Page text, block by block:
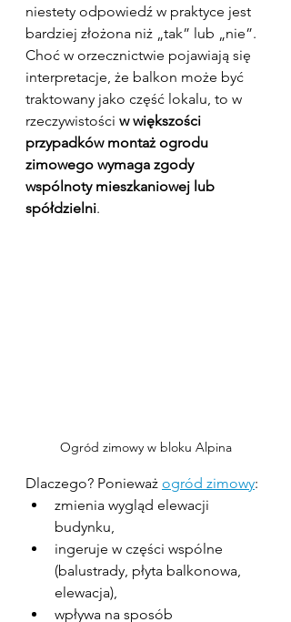
niestety odpowiedź w praktyce jest
bardziej złożona niż „tak” lub „nie”.
Choć w orzecznictwie pojawiają się
interpretacje, że balkon może być
traktowany jako część lokalu, to w
rzeczywistości w większości
przypadków montaż ogrodu
zimowego wymaga zgody
wspólnoty mieszkaniowej lub
spółdzielni.
Ogród zimowy w bloku Alpina
Dlaczego? Ponieważ ogród zimowy:
zmienia wygląd elewacji
budynku,
ingeruje w części wspólne
(balustrady, płyta balkonowa,
elewacja),
wpływa na sposób